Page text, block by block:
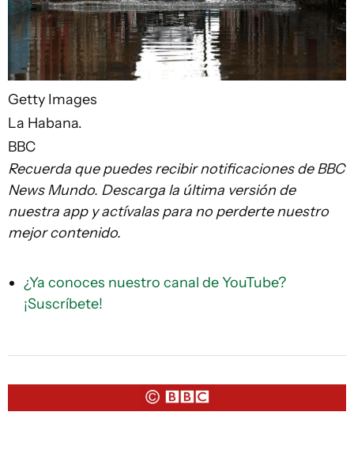
Getty Images
La Habana.
BBC
Recuerda que puedes recibir notificaciones de BBC
News Mundo. Descarga la última versión de
nuestra app y actívalas para no perderte nuestro
mejor contenido.
¿Ya conoces nuestro canal de YouTube?
¡Suscríbete!